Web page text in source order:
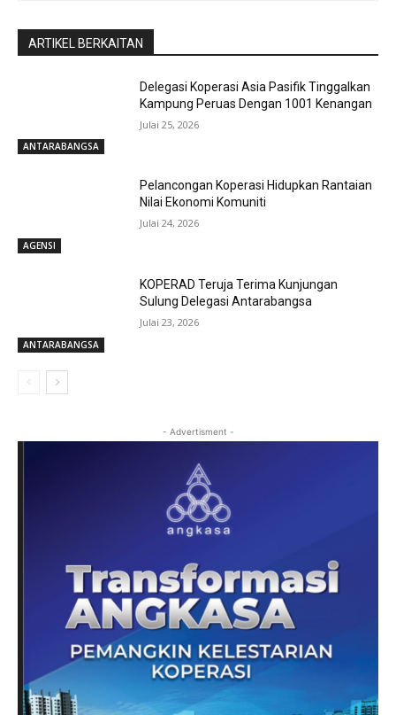
ARTIKEL BERKAITAN
ANTARABANGSA
Delegasi Koperasi Asia Pasifik Tinggalkan
Kampung Peruas Dengan 1001 Kenangan
Julai 25, 2026
AGENSI
Pelancongan Koperasi Hidupkan Rantaian
Nilai Ekonomi Komuniti
Julai 24, 2026
ANTARABANGSA
KOPERAD Teruja Terima Kunjungan
Sulung Delegasi Antarabangsa
Julai 23, 2026
- Advertisment -